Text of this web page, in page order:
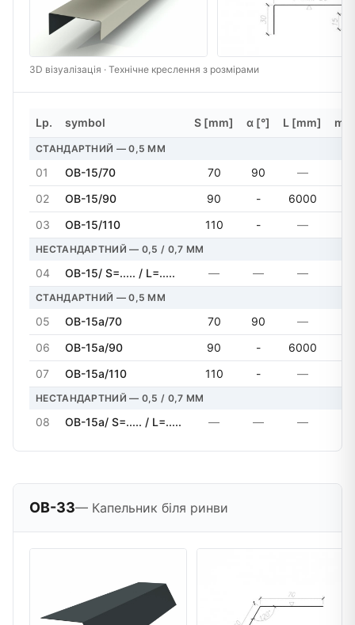
3D візуалізація · Технічне креслення з розмірами
Lp. symbol S [mm] α [°] L [mm]
СТАНДАРТНИЙ — 0,5 MM
01 OB-15/70 70 90 —
02
OB-15/90 90 - 6000
03
OB-15/110 110 - —
НЕСТАНДАРТНИЙ — 0,5 / 0,7 MM
04 OB-15/ S=..... / L=..... — — —
СТАНДАРТНИЙ — 0,5 MM
05 OB-15a/70 70 90 —
06
OB-15a/90 90 - 6000
07
OB-15a/110 110 - —
НЕСТАНДАРТНИЙ — 0,5 / 0,7 MM
08 OB-15a/ S=..... / L=..... — — —
OB-33— Капельник біля ринви